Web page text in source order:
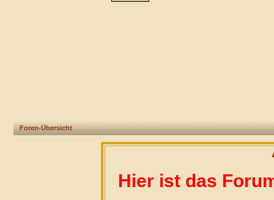
Foren-Übersicht
Hier ist das